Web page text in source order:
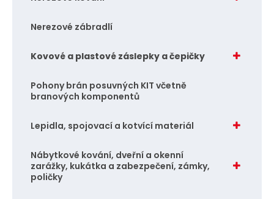
Nerezové zábradlí
Kovové a plastové záslepky a čepičky
Pohony brán posuvných KIT včetně
branových komponentů
Lepidla, spojovací a kotvící materiál
Nábytkové kování, dveřní a okenní
zarážky, kukátka a zabezpečení, zámky,
poličky